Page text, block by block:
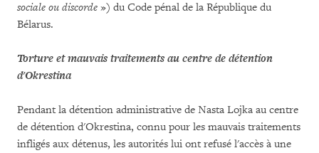
sociale ou discorde ») du Code pénal de la République du
Bélarus.
Torture et mauvais traitements au centre de détention
d'Okrestina
Pendant la détention administrative de Nasta Lojka au centre
de détention d'Okrestina, connu pour les mauvais traitements
infligés aux détenus, les autorités lui ont refusé l'accès à une